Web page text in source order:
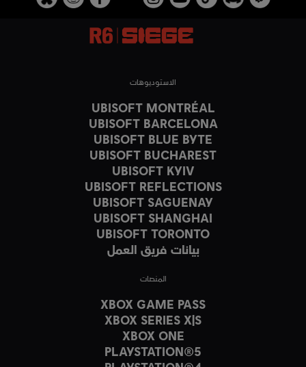
الاستوديوهات
UBISOFT MONTRÉAL
UBISOFT BARCELONA
UBISOFT BLUE BYTE
UBISOFT BUCHAREST
UBISOFT KYIV
UBISOFT REFLECTIONS
UBISOFT SAGUENAY
UBISOFT SHANGHAI
UBISOFT TORONTO
بيانات فريق العمل
المنصات
XBOX GAME PASS
XBOX SERIES X|S
XBOX ONE
PLAYSTATION®5